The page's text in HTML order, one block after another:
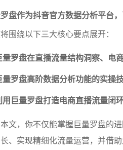
盘作为抖音官方数据分析平台
围绕以下三大核心要点展开：
量罗盘在直播流量结构洞察、电
量罗盘高阶数据分析功能的实操
用巨量罗盘打造电商直播流量闭
文，你不仅能掌握巨量罗盘的
、实现精细化流量运营，并借